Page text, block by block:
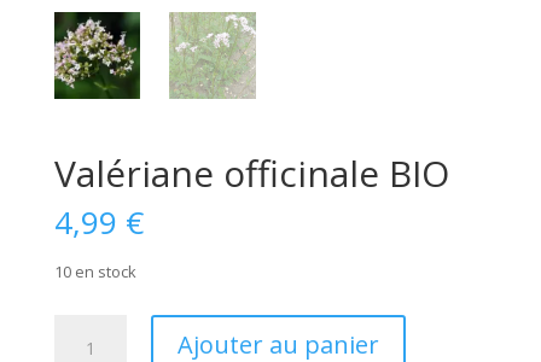
Valériane officinale BIO
4,99 €
10 en stock
Ajouter au panier